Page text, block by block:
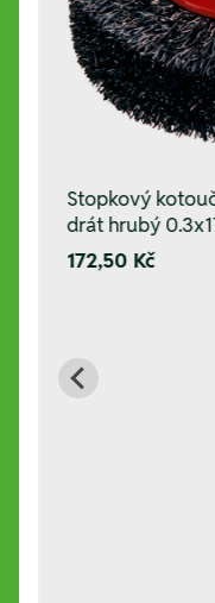
Stopkový
drát hrubý
172,50 Kč